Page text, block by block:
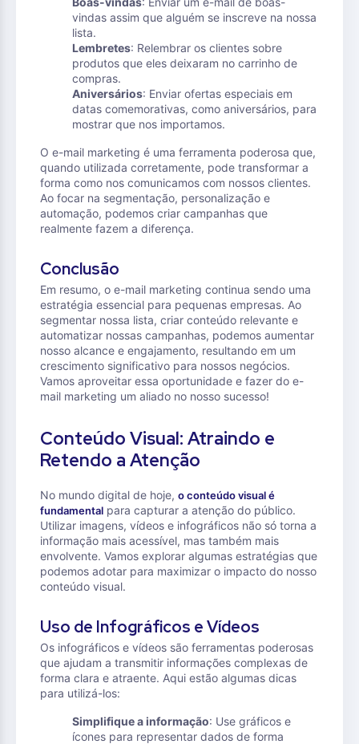
vindas assim que alguém se inscreve na nossa
lista.
Lembretes: Relembrar os clientes sobre
produtos que eles deixaram no carrinho de
compras.
Aniversários: Enviar ofertas especiais em
datas comemorativas, como aniversários, para
mostrar que nos importamos.
O e-mail marketing é uma ferramenta poderosa que,
quando utilizada corretamente, pode transformar a
forma como nos comunicamos com nossos clientes.
Ao focar na segmentação, personalização e
automação, podemos criar campanhas que
realmente fazem a diferença.
Conclusão
Em resumo, o e-mail marketing continua sendo uma
estratégia essencial para pequenas empresas. Ao
segmentar nossa lista, criar conteúdo relevante e
automatizar nossas campanhas, podemos aumentar
nosso alcance e engajamento, resultando em um
crescimento significativo para nossos negócios.
Vamos aproveitar essa oportunidade e fazer do e-
mail marketing um aliado no nosso sucesso!
Conteúdo Visual: Atraindo e
Retendo a Atenção
No mundo digital de hoje, o conteúdo visual é
fundamental para capturar a atenção do público.
Utilizar imagens, vídeos e infográficos não só torna a
informação mais acessível, mas também mais
envolvente. Vamos explorar algumas estratégias que
podemos adotar para maximizar o impacto do nosso
conteúdo visual.
Uso de Infográficos e Vídeos
Os infográficos e vídeos são ferramentas poderosas
que ajudam a transmitir informações complexas de
forma clara e atraente. Aqui estão algumas dicas
para utilizá-los:
Simplifique a informação: Use gráficos e
ícones para representar dados de forma